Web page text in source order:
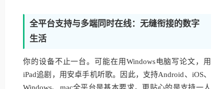
全平台支持与多端同时在线：无缝衔接的数字
生活
你的设备不止一台。可能在用Windows电脑写论文，用
iPad追剧，用安卓手机听歌。因此，支持Android、iOS、
Windows、mac全平台是基本要求。更贴心的是支持一人